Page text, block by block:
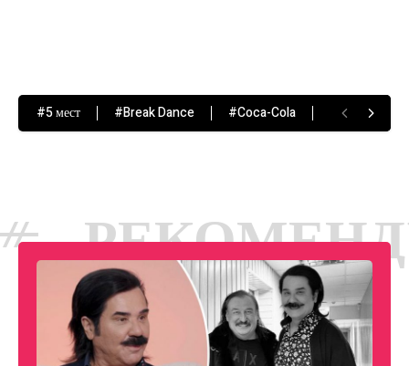
#5 мест #Break Dance #Coca-Cola #Hip-Hop